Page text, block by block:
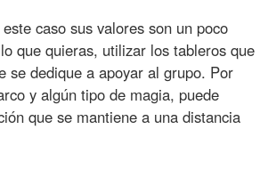
caso sus valores son un poco
que quieras, utilizar los tableros que
se dedique a apoyar al grupo. Por
y algún tipo de magia, puede
que se mantiene a una distancia